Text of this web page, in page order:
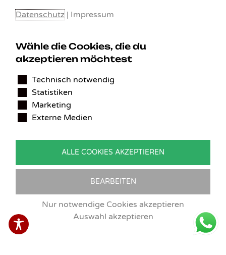
KONTAKT
Benedikt Stelzner
Autopflege Stelzner
Kohlgraben 2b
Deutschland
Tel.:09746-9308051
Vertrag widerrufen
Datenschutz | Impressum
Wähle die Cookies, die du
akzeptieren möchtest
Technisch notwendig
Statistiken
Marketing
Externe Medien
ALLE COOKIES AKZEPTIEREN
BEARBEITEN
Nur notwendige Cookies akzeptieren
Auswahl akzeptieren